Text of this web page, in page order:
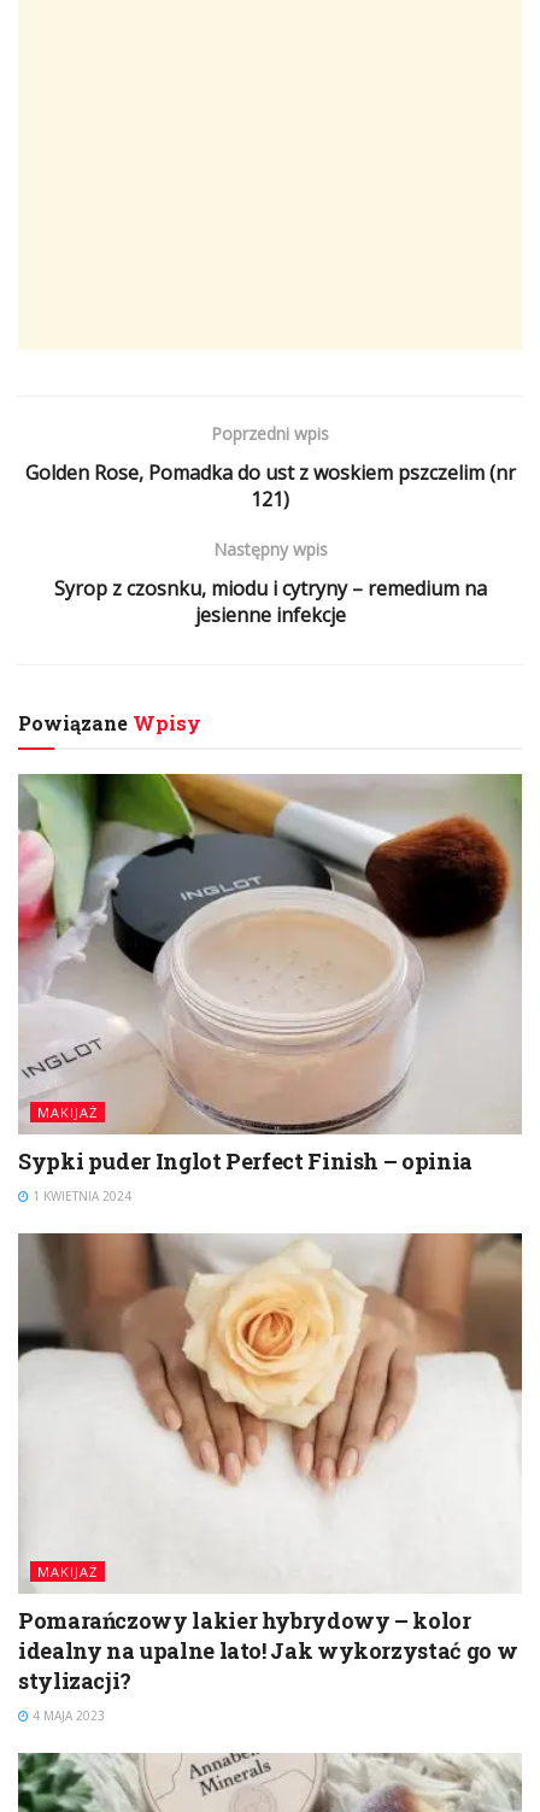
Poprzedni wpis
Golden Rose, Pomadka do ust z woskiem pszczelim (nr
121)
Następny wpis
Syrop z czosnku, miodu i cytryny – remedium na
jesienne infekcje
Powiązane Wpisy
MAKIJAŻ
Sypki puder Inglot Perfect Finish – opinia
1 KWIETNIA 2024
MAKIJAŻ
Pomarańczowy lakier hybrydowy – kolor
idealny na upalne lato! Jak wykorzystać go w
stylizacji?
4 MAJA 2023